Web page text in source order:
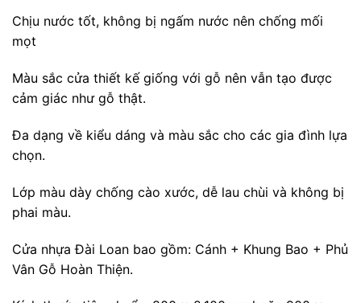
Chịu nước tốt, không bị ngấm nước nên chống mối
mọt
Màu sắc cửa thiết kế giống với gỗ nên vẫn tạo được
cảm giác như gỗ thật.
Đa dạng về kiểu dáng và màu sắc cho các gia đình lựa
chọn.
Lớp màu dày chống cào xước, dễ lau chùi và không bị
phai màu.
Cửa nhựa Đài Loan bao gồm: Cánh + Khung Bao + Phủ
Vân Gỗ Hoàn Thiện.